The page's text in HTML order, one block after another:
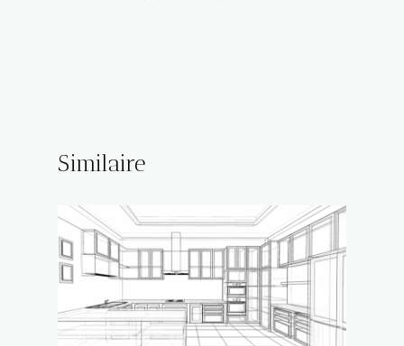
Similaire